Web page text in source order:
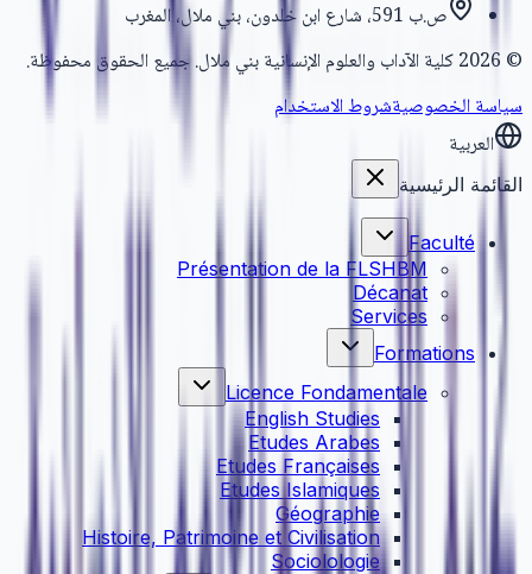
ص.ب 591، شارع ابن خلدون، بني ملال، المغرب
©
2026كلية الآداب والعلوم الإنسانية بني ملال. جميع الحقوق محفوظة.
سياسة الخصوصيةشروط الاستخدام
العربية
القائمة الرئيسية
Faculté
Présentation de la FLSHBM
Décanat
Services
Formations
Licence Fondamentale
English Studies
Etudes Arabes
Etudes Françaises
Etudes Islamiques
Géographie
Histoire, Patrimoine et Civilisation
Sociolologie